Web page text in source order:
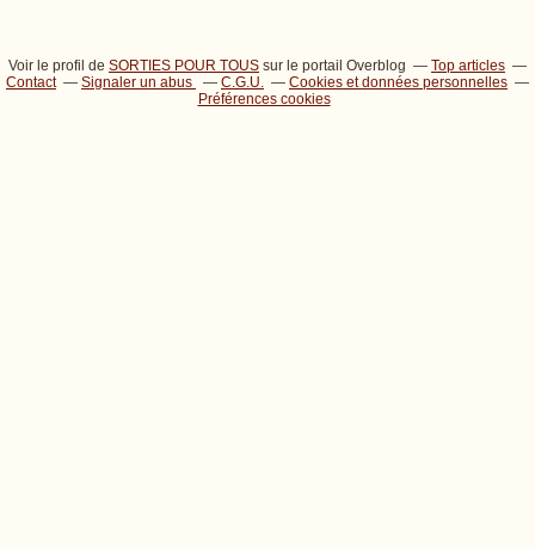
Voir le profil de SORTIES POUR TOUS sur le portail Overblog
Top articles
Contact
Signaler un abus C.G.U.
Cookies et données personnelles
Préférences cookies